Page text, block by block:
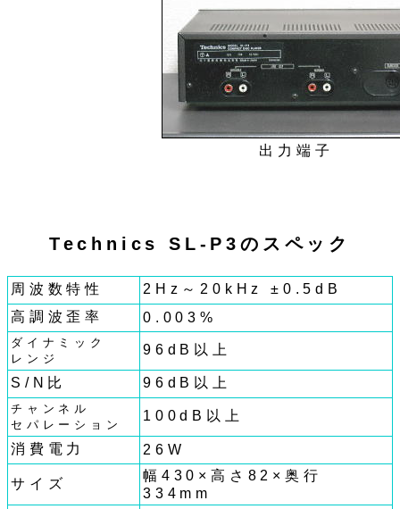
出力端子
Technics SL-P3のスペック
周波数特性
2Hz～20kHz ±0.5dB
高調波歪率
0.003%
ダイナミック
レンジ
96dB以上
S/N比 96dB以上
チャンネル
セパレーション
100dB以上
消費電力 26W
サイズ
幅430×高さ82×奥行
334mm